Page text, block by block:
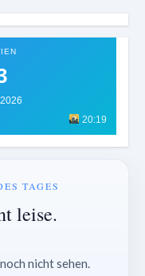
20:19
TAGES
leise.
nicht sehen.